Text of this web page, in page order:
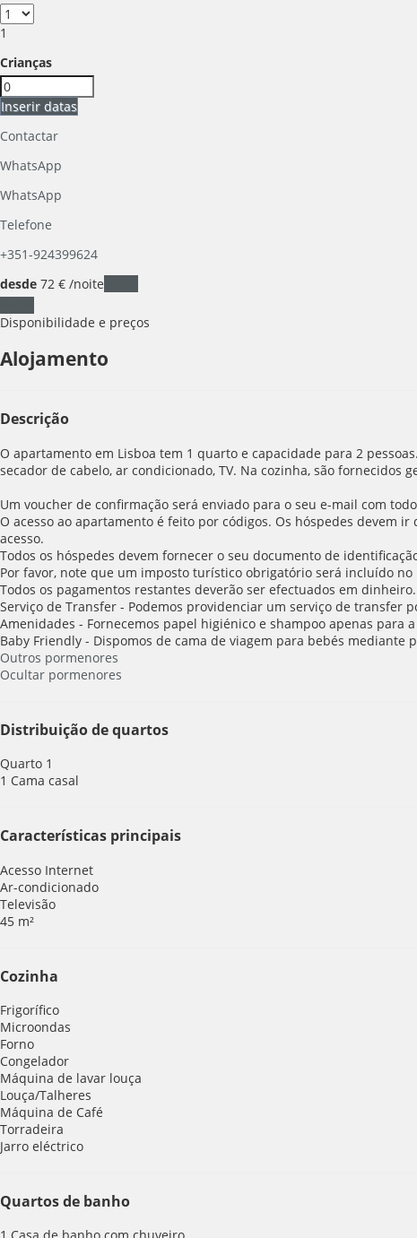
1
Crianças
Inserir datas
Contactar
WhatsApp
WhatsApp
Telefone
+351-924399624
desde 72 € /noite
Disponibilidade e preços
Alojamento
Descrição
O apartamento em Lisboa tem 1 quarto e capacidade para 2
secador de cabelo, ar condicionado, TV. Na cozinha, são
Um voucher de confirmação será enviado para o seu e-mail com
O acesso ao apartamento é feito por códigos. Os hóspedes devem
acesso.
Todos os hóspedes devem fornecer o seu documento de
Por favor, note que um imposto turístico obrigatório será incluído
Todos os pagamentos restantes deverão ser efectuados em dinheiro.
Serviço de Transfer - Podemos providenciar um serviço de transfer
Amenidades - Fornecemos papel higiénico e shampoo apenas para
Baby Friendly - Dispomos de cama de viagem para bebés mediante
Outros pormenores
Ocultar pormenores
Distribuição de quartos
Quarto 1
1 Cama casal
Características principais
Acesso Internet
Ar-condicionado
Televisão
45 m²
Cozinha
Frigorífico
Microondas
Forno
Congelador
Máquina de lavar louça
Louça/Talheres
Máquina de Café
Torradeira
Jarro eléctrico
Quartos de banho